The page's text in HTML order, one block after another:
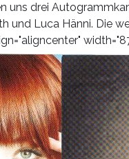
uns drei
und Luca Hänni. Die